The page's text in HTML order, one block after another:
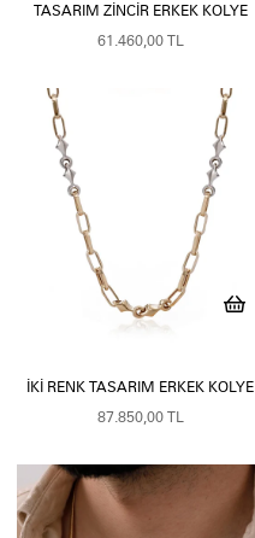
TASARIM ZINCIR ERKEK KOLYE
61.460,00 TL
İKI RENK TASARIM ERKEK KOLYE
87.850,00 TL